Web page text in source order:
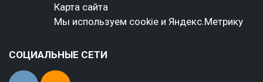
Карта сайта
Мы используем cookie и Яндекс.Метрику
СОЦИАЛЬНЫЕ СЕТИ